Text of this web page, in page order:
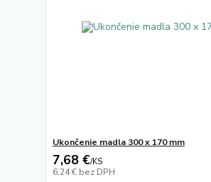
Ukončenie madla 300 x 170 mm
7,68 €/KS
6,24 € bez DPH